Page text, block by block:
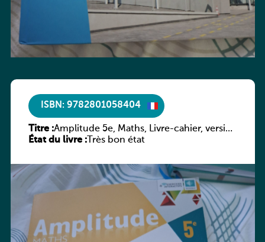
ISBN: 9782801058404
Titre :Amplitude 5e, Maths, Livre-cahier, version
luxembourgeoise
État du livre :Très bon état